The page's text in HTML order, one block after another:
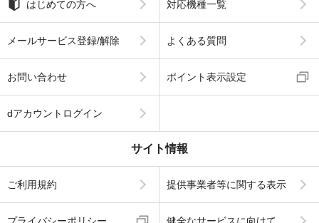
はじめての方へ 対応機種一覧
メールサービス登録/解除 よくある質問
お問い合わせ ポイント表示設定
dアカウントログイン
サイト情報
ご利用規約 提供事業者等に関する表示